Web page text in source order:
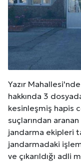
Yazır
hakkında 3
kesinleşmiş hapis
suçlarından
jandarma ekipleri
jandarmadaki
ve çıkarıldığı adli